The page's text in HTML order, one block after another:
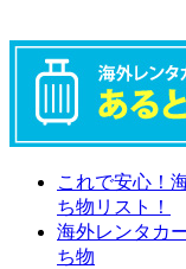
これで安心！
ち物リスト！
海外レンタカ
ち物